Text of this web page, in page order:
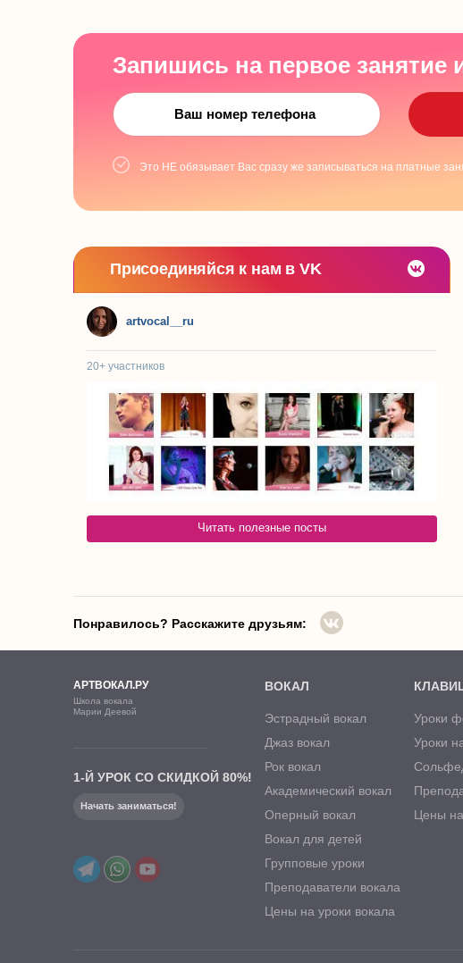
Запишись на первое занятие
Это НЕ обязывает Вас сразу же записываться на платные
Присоединяйся к нам в VK
artvocal__ru
20+ участников
Читать полезные посты
Понравилось? Расскажите друзьям:
АРТВОКАЛ.РУ
Школа вокала
Марии Деевой
1-Й УРОК СО СКИДКОЙ 80%!
Начать заниматься!
ВОКАЛ
Эстрадный вокал
Джаз вокал
Рок вокал
Академический вокал
Оперный вокал
Вокал для детей
Групповые уроки
Преподаватели вокала
Цены на уроки вокала
Уроки
Уроки
Цены